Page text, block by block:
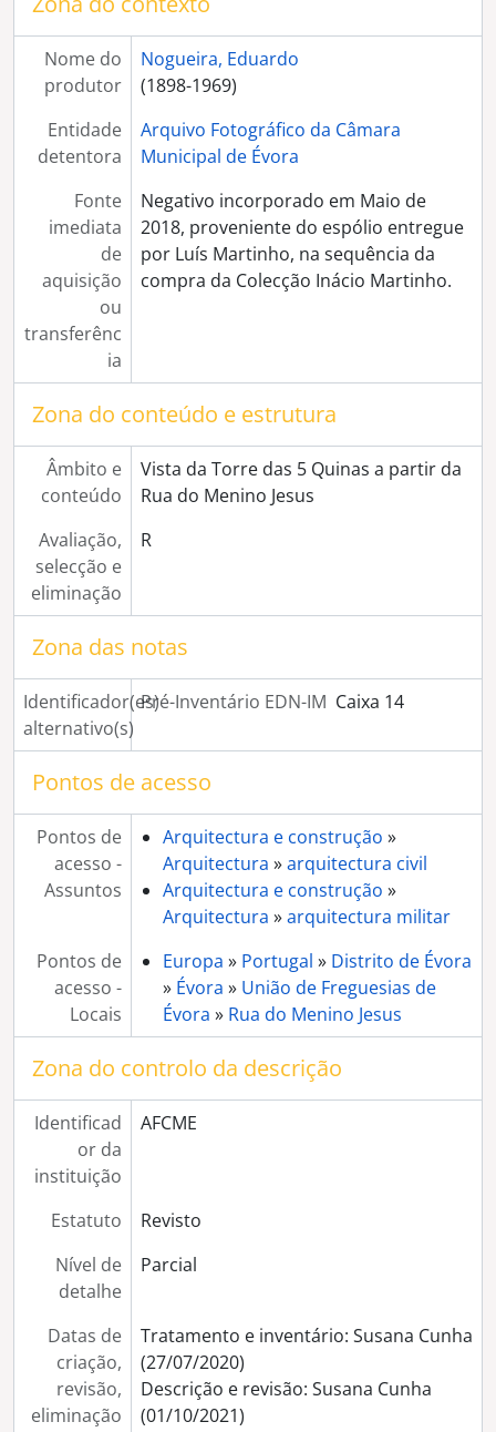
[Série] Loja e oficina de Archiminio Caeiro
[Série] Consultório do Dr. Manoel José Lourenço
[Série] Colégio D. Nuno Álvares Pereira
[Série] Café Camões
[Série] Bombeiros Voluntários de Évora
[Série] Armazéns do Chiado na Praça do Giraldo
[Série] Fotografia post-mortem
[Série] Ciganas (retratos de estúdio)
[Série] Ermida de São Brás
[Série] Sé de Évora
[Série] Flores (composições artísticas)
[Série] Igreja da Graça
[Série] Convento do Espinheiro
[Série] Casa Soure
[Série] Templo Romano
[Série] Passeio ao Norte de Portugal
[Série] Festa de Nossa Senhora da Conceição
[Série] Convento de S. Bento de Cástris
[Série] Museu de Évora
[Série] Igreja da Misericórdia de Évora
[Série] Vindima
[Série] Igreja e Convento dos Lóios
[Série] Corridas de touros não identificadas
[Série] Igreja do Espírito Santo
[Série] Arraiolos
[Série] Monsaraz
[Série] Largo dos Colegiais
[Série] Viana do Alentejo
[Série] Imagens encomendadas por Artur Evideira
[Série] Exposição "Barristas do Alentejo", no Palácio de Dom Manuel
[Série] Imagens de lavoura encomendadas pelo Engenheiro Sardinha Oliveira
[Série] Abertura da Rua de Olivença
[Série] Reprodução de pinturas não identificadas
[Série] Propriedade de João Lopes Fernandes
[Série] Enfardamento de palha no Monte da Oliveira
[Série] Aspectos de Beja
[Série] Moinhos em local não identificado
[Série] Elvas
[Série] Largo Luís de Camões (zona da Porta Nova)
[Série] Jardim Público
[Série] Pastorícia e criação de gado
[Série] Casa Pia - crianças e instalações
[Série] Correios, Telégrafos e Telefones
[Série] Convento de São José (Convento Novo)
[Série] Casa agrícola não identificada
[Série] Convento do Bom Jesus e Paço Episcopal de Valverde
Nome do
produtor
Nogueira, Eduardo
(1898-1969)
Entidade
detentora
Arquivo Fotográfico da Câmara
Municipal de Évora
Fonte
imediata
de
aquisição
ou
transferênc
ia
Negativo incorporado em Maio de
2018, proveniente do espólio entregue
por Luís Martinho, na sequência da
compra da Colecção Inácio Martinho.
Zona do conteúdo e estrutura
Âmbito e
conteúdo
Vista da Torre das 5 Quinas a partir da
Rua do Menino Jesus
Avaliação,
selecção e
eliminação
R
Zona das notas
Identificador(es)
alternativo(s)
Pré-Inventário EDN-IM Caixa 14
Pontos de acesso
Pontos de
acesso -
Assuntos
Arquitectura e construção »
Arquitectura »arquitectura civil
Arquitectura e construção »
Arquitectura »arquitectura militar
Pontos de
acesso -
Locais
Europa » Portugal » Distrito de Évora
» Évora » União de Freguesias de
Évora » Rua do Menino Jesus
Zona do controlo da descrição
Identificad
or da
instituição
AFCME
Estatuto
Revisto
Nível de
detalhe
Parcial
Datas de
criação,
revisão,
eliminação
Tratamento e inventário: Susana Cunha
(27/07/2020)
Descrição e revisão: Susana Cunha
(01/10/2021)